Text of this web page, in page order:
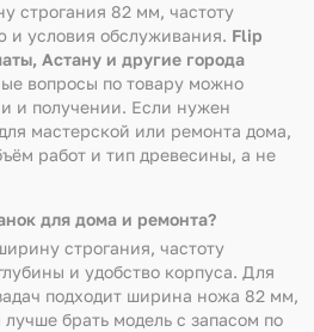
строгания 82 мм, частоту
и условия обслуживания. Flip
Астану и другие города
вопросы по товару можно
и получении. Если нужен
мастерской или ремонта дома,
работ и тип древесины, а не
для дома и ремонта?
строгания, частоту
и удобство корпуса. Для
подходит ширина ножа 82 мм,
брать модель с запасом по